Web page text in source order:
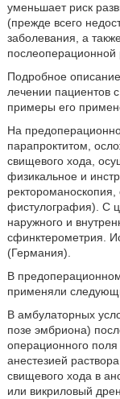
уменьшает риск
(прежде всего
заболевания, а
послеоперационной
Подробное
лечении пациентов
примеры его
На
парапроктитом,
свищевого хода,
физикальное и
фистулография). С
наружного и
сфинктерометрия.
(Германия).
В
применяли
В амбулаторных
позе эмбриона)
операционного
анестезией
свищевого хода в
или викриловый